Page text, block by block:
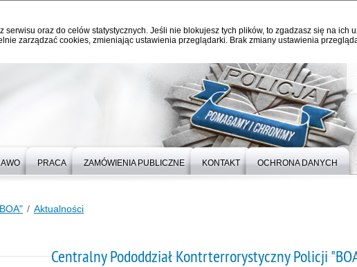
oraz do celów statystycznych. Jeśli nie blokujesz tych plików, to zgadzasz się na ich
zarządzać cookies, zmieniając ustawienia przeglądarki. Brak zmiany ustawienia
PRACA ZAMÓWIENIA PUBLICZNE KONTAKT OCHRONA DANYCH
Aktualności
Centralny Pododdział Kontrterrorystyczny Policji